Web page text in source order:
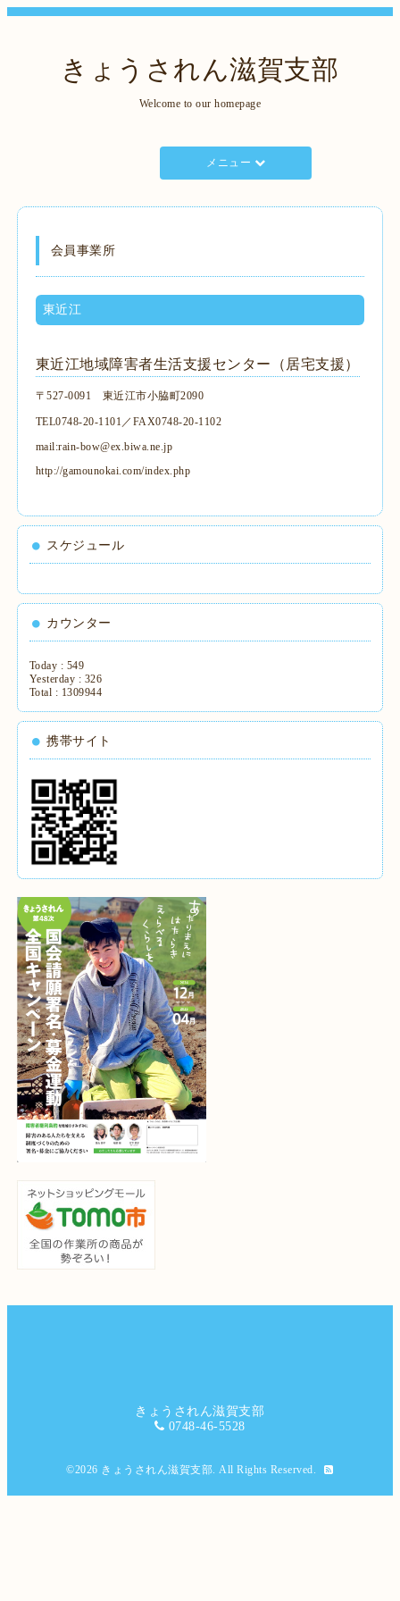
きょうされん滋賀支部
Welcome to our homepage
メニュー
会員事業所
東近江
東近江地域障害者生活支援センター（居宅支援）
〒527-0091 東近江市小脇町2090
TEL0748-20-1101／FAX0748-20-1102
mail:rain-bow@ex.biwa.ne.jp
http://gamounokai.com/index.php
スケジュール
カウンター
Today : 549
Yesterday : 326
Total : 1309944
携帯サイト
きょうされん滋賀支部
0748-46-5528
©2026 きょうされん滋賀支部. All Rights Reserved.